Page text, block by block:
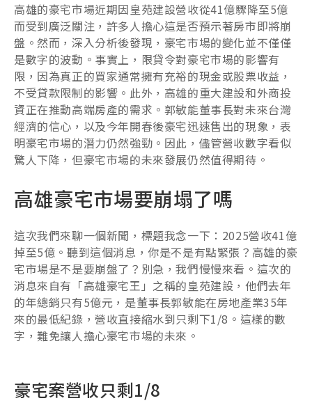
高雄的豪宅市場近期因皇苑建設營收從41億驟降至5億
而受到廣泛關注，許多人擔心這是否預示著房市即將崩
盤。然而，深入分析後發現，豪宅市場的變化並不僅僅
是數字的波動。事實上，限貸令對豪宅市場的影響有
限，因為真正的買家通常擁有充裕的現金或股票收益，
不受貸款限制的影響。此外，高雄的重大建設和外商投
資正在推動高端房產的需求。郭敏能董事長對未來台灣
經濟的信心，以及今年開春後豪宅迅速售出的現象，表
明豪宅市場的潛力仍然強勁。因此，儘管營收數字看似
驚人下降，但豪宅市場的未來發展仍然值得期待。
高雄豪宅市場要崩塌了嗎
這次我們來聊一個新聞，標題我念一下：2025營收41億
掉至5億。聽到這個消息，你是不是有點緊張？高雄的豪
宅市場是不是要崩盤了？別急，我們慢慢來看。這次的
消息來自有「高雄豪宅王」之稱的皇苑建設，他們去年
的年總銷只有5億元，是董事長郭敏能在房地產業35年
來的最低紀錄，營收直接縮水到只剩下1/8。這樣的數
字，難免讓人擔心豪宅市場的未來。
豪宅案營收只剩1/8